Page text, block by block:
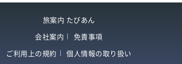
旅案内 たびあん
会社案内
免責事項
ご利用上の規約
個人情報の取り扱い